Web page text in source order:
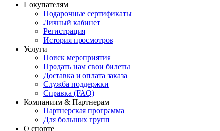
Покупателям
Подарочные сертификаты
Личный кабинет
Регистрация
История просмотров
Услуги
Поиск мероприятия
Продать нам свои билеты
Доставка и оплата заказа
Служба поддержки
Справка (FAQ)
Компаниям & Партнерам
Партнерская программа
Для больших групп
О спорте